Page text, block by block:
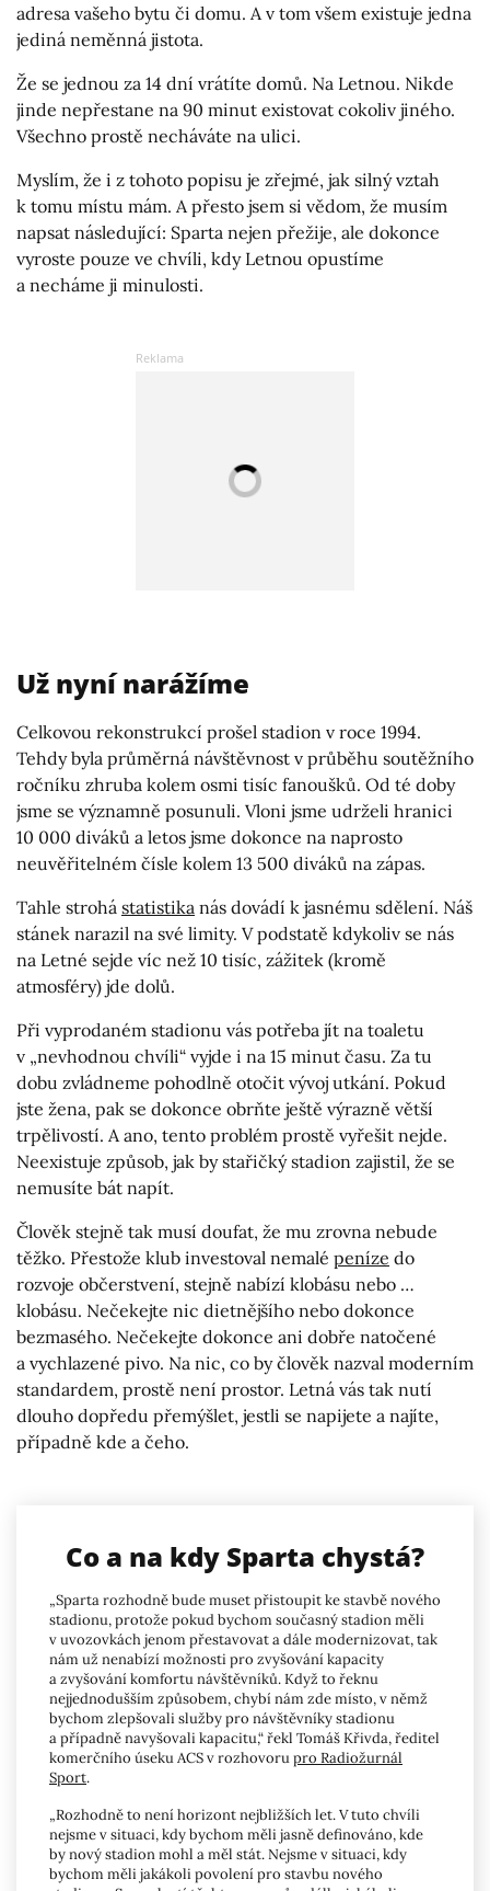
adresa vašeho bytu či domu. A v tom všem existuje jedna
jediná neměnná jistota.
Že se jednou za 14 dní vrátíte domů. Na Letnou. Nikde
jinde nepřestane na 90 minut existovat cokoliv jiného.
Všechno prostě necháváte na ulici.
Myslím, že i z tohoto popisu je zřejmé, jak silný vztah
k tomu místu mám. A přesto jsem si vědom, že musím
napsat následující: Sparta nejen přežije, ale dokonce
vyroste pouze ve chvíli, kdy Letnou opustíme
a necháme ji minulosti.
Už nyní narážíme
Celkovou rekonstrukcí prošel stadion v roce 1994.
Tehdy byla průměrná návštěvnost v průběhu soutěžního
ročníku zhruba kolem osmi tisíc fanoušků. Od té doby
jsme se významně posunuli. Vloni jsme udrželi hranici
10 000 diváků a letos jsme dokonce na naprosto
neuvěřitelném čísle kolem 13 500 diváků na zápas.
Tahle strohá statistika nás dovádí k jasnému sdělení. Náš
stánek narazil na své limity. V podstatě kdykoliv se nás
na Letné sejde víc než 10 tisíc, zážitek (kromě
atmosféry) jde dolů.
Při vyprodaném stadionu vás potřeba jít na toaletu
v „nevhodnou chvíli“ vyjde i na 15 minut času. Za tu
dobu zvládneme pohodlně otočit vývoj utkání. Pokud
jste žena, pak se dokonce obrňte ještě výrazně větší
trpělivostí. A ano, tento problém prostě vyřešit nejde.
Neexistuje způsob, jak by stařičký stadion zajistil, že se
nemusíte bát napít.
Člověk stejně tak musí doufat, že mu zrovna nebude
těžko. Přestože klub investoval nemalé peníze do
rozvoje občerstvení, stejně nabízí klobásu nebo …
klobásu. Nečekejte nic dietnějšího nebo dokonce
bezmasého. Nečekejte dokonce ani dobře natočené
a vychlazené pivo. Na nic, co by člověk nazval moderním
standardem, prostě není prostor. Letná vás tak nutí
dlouho dopředu přemýšlet, jestli se napijete a najíte,
případně kde a čeho.
Co a na kdy Sparta chystá?
„Sparta rozhodně bude muset přistoupit ke stavbě nového
stadionu, protože pokud bychom současný stadion měli
v uvozovkách jenom přestavovat a dále modernizovat, tak
nám už nenabízí možnosti pro zvyšování kapacity
a zvyšování komfortu návštěvníků. Když to řeknu
nejjednodušším způsobem, chybí nám zde místo, v němž
bychom zlepšovali služby pro návštěvníky stadionu
a případně navyšovali kapacitu,“ řekl Tomáš Křivda, ředitel
komerčního úseku ACS v rozhovorupro Radiožurnál
Sport.
„Rozhodně to není horizont nejbližších let. V tuto chvíli
nejsme v situaci, kdy bychom měli jasně definováno, kde
by nový stadion mohl a měl stát. Nejsme v situaci, kdy
bychom měli jakákoli povolení pro stavbu nového